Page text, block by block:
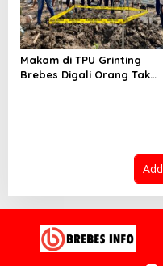
Makam di TPU Grinting
Brebes Digali Orang Tak